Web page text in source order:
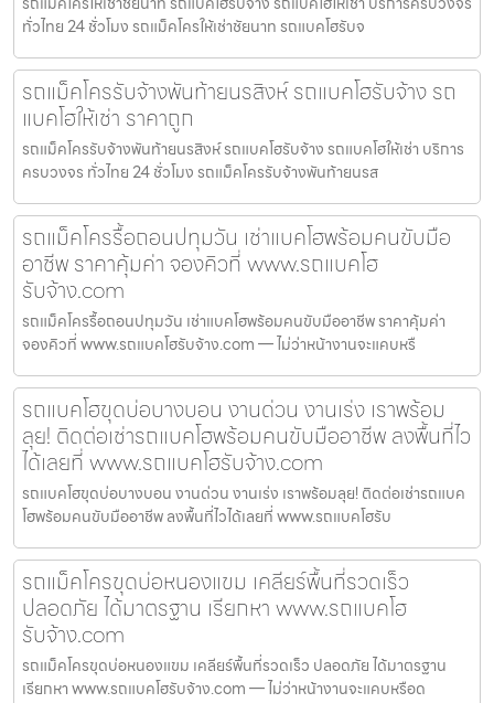
ทั่วไทย 24 ชั่วโมง รถแม็คโครให้เช่าชัยนาท รถแบคโฮรับจ
รถแม็คโครรับจ้างพันท้ายนรสิงห์ รถแบคโฮรับจ้าง รถ
แบคโฮให้เช่า ราคาถูก
รถแม็คโครรับจ้างพันท้ายนรสิงห์ รถแบคโฮรับจ้าง รถแบคโฮให้เช่า บริการ
ครบวงจร ทั่วไทย 24 ชั่วโมง รถแม็คโครรับจ้างพันท้ายนรส
รถแม็คโครรื้อถอนปทุมวัน เช่าแบคโฮพร้อมคนขับมือ
อาชีพ ราคาคุ้มค่า จองคิวที่ www.รถแบคโฮ
รับจ้าง.com
รถแม็คโครรื้อถอนปทุมวัน เช่าแบคโฮพร้อมคนขับมืออาชีพ ราคาคุ้มค่า
จองคิวที่ www.รถแบคโฮรับจ้าง.com — ไม่ว่าหน้างานจะแคบหรื
รถแบคโฮขุดบ่อบางบอน งานด่วน งานเร่ง เราพร้อม
ลุย! ติดต่อเช่ารถแบคโฮพร้อมคนขับมืออาชีพ ลงพื้นที่ไว
ได้เลยที่ www.รถแบคโฮรับจ้าง.com
รถแบคโฮขุดบ่อบางบอน งานด่วน งานเร่ง เราพร้อมลุย! ติดต่อเช่ารถแบค
โฮพร้อมคนขับมืออาชีพ ลงพื้นที่ไวได้เลยที่ www.รถแบคโฮรับ
รถแม็คโครขุดบ่อหนองแขม เคลียร์พื้นที่รวดเร็ว
ปลอดภัย ได้มาตรฐาน เรียกหา www.รถแบคโฮ
รับจ้าง.com
รถแม็คโครขุดบ่อหนองแขม เคลียร์พื้นที่รวดเร็ว ปลอดภัย ได้มาตรฐาน
เรียกหา www.รถแบคโฮรับจ้าง.com — ไม่ว่าหน้างานจะแคบหรือด